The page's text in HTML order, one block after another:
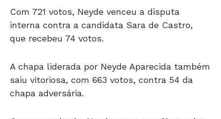
Com 721 votos, Neyde venceu a disputa
interna contra a candidata Sara de Castro,
que recebeu 74 votos.
A chapa liderada por Neyde Aparecida também
saiu vitoriosa, com 663 votos, contra 54 da
chapa adversária.